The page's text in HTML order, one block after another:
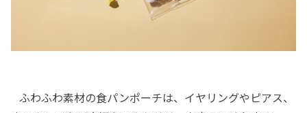
ふわふわ素材の食パンポーチは、イヤリングやピアス、